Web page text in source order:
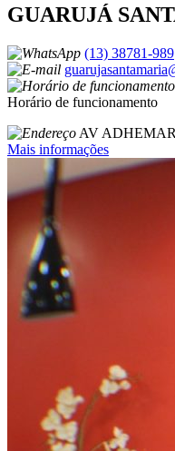
GUARUJÁ
(13) 38781-989
Horário de funcionamento
AV
Mais informações